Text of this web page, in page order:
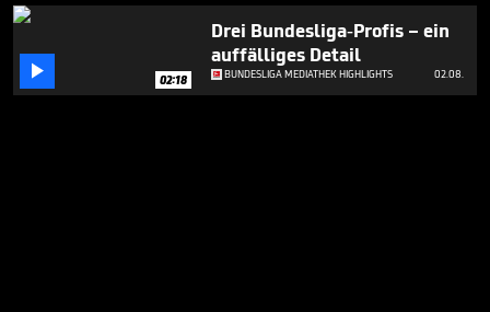
 02:18
Drei Bundesliga-Profis – ein
auffälliges Detail
BUNDESLIGA MEDIATHEK HIGHLIGHTS 02.08.